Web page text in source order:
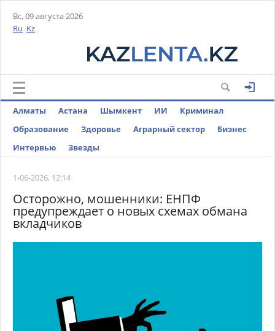
Вс, 09 августа 2026
Ru Kz
Алматы Астана Шымкент ИИ
Криминал
Образование
Здоровье Аграрный сектор
Бизнес
Интервью
Звезды
1-06-2026, 12:14
Осторожно, мошенники: ЕНПФ
предупреждает о новых схемах обмана
вкладчиков